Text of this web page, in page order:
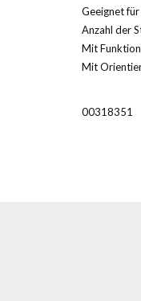
Geeignet
Anzahl der
Mit
Mit
00318351